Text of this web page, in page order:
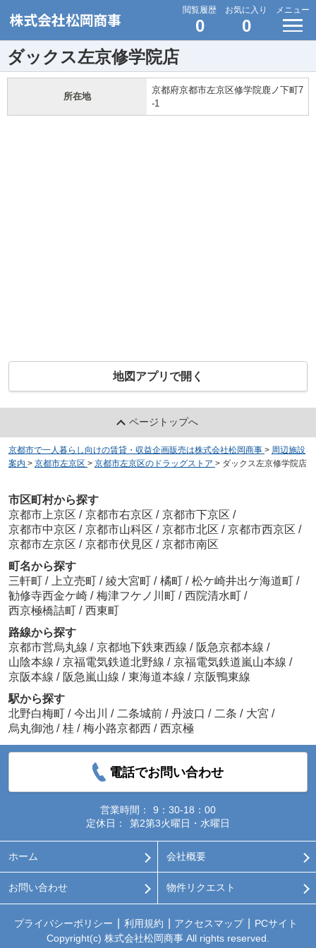
閲覧履歴
0
お気に入り
0
メニュー
ダックス左京修学院店
所在地
京都府京都市左京区修学院鹿ノ下町7
-1
地図アプリで開く
ページトップへ
京都市で一人暮らし向けの賃貸・収益企画販売は株式会社松岡商事 > 周辺施設
案内 > 京都市左京区 > 京都市左京区のドラッグストア > ダックス左京修学院店
市区町村から探す
京都市上京区 / 京都市右京区 / 京都市下京区 /
京都市中京区 / 京都市山科区 / 京都市北区 / 京都市西京区 /
京都市左京区 / 京都市伏見区 / 京都市南区
町名から探す
三軒町 / 上立売町 / 綾大宮町 / 橘町 / 松ケ崎井出ケ海道町 /
勧修寺西金ケ崎 / 梅津フケノ川町 / 西院清水町 /
西京極橋詰町 / 西東町
路線から探す
京都市営烏丸線 / 京都地下鉄東西線 / 阪急京都本線 /
山陰本線 / 京福電気鉄道北野線 / 京福電気鉄道嵐山本線 /
京阪本線 / 阪急嵐山線 / 東海道本線 / 京阪鴨東線
駅から探す
北野白梅町 / 今出川 / 二条城前 / 丹波口 / 二条 / 大宮 /
烏丸御池 / 桂 / 梅小路京都西 / 西京極
電話でお問い合わせ
営業時間：
9：30-18：00
定休日：
第2第3火曜日・水曜日
ホーム 会社概要
お問い合わせ 物件リクエスト
プライバシーポリシー 利用規約 アクセスマップ
PCサイト
Copyright(c) 株式会社松岡商事 All rights reserved.